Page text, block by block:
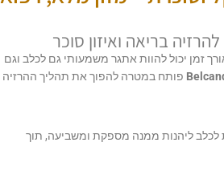
בריאה ואיזון סוכר
זמן יכול להוות אתגר משמעותי גם לכלב וגם
פותח במטרה להפוך את תהליך ההרזיה
ליהנות ממנה מספקת ומשביעה, תוך